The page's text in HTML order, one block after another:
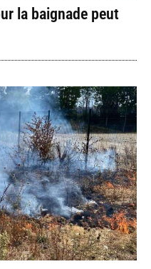
la baignade peut